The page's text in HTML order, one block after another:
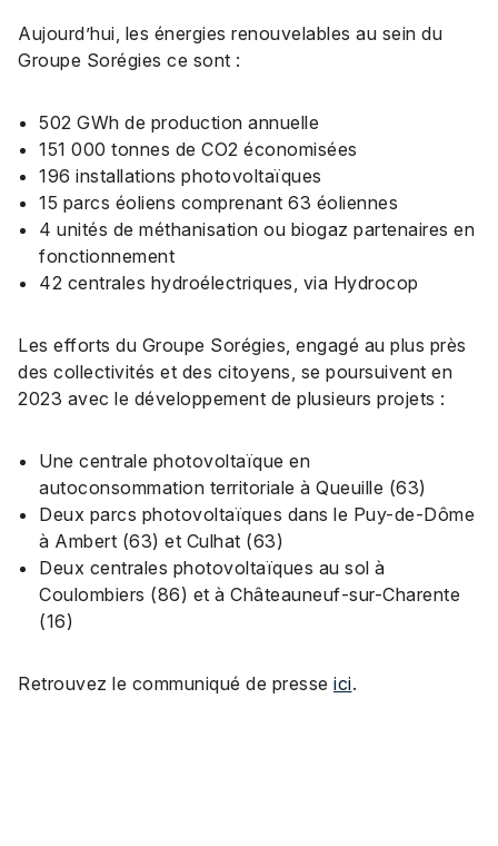
Aujourd’hui, les énergies renouvelables au sein du
Groupe Sorégies ce sont :
502 GWh de production annuelle
151 000 tonnes de CO2 économisées
196 installations photovoltaïques
15 parcs éoliens comprenant 63 éoliennes
4 unités de méthanisation ou biogaz partenaires en
fonctionnement
42 centrales hydroélectriques, via Hydrocop
Les efforts du Groupe Sorégies, engagé au plus près
des collectivités et des citoyens, se poursuivent en
2023 avec le développement de plusieurs projets :
Une centrale photovoltaïque en
autoconsommation territoriale à Queuille (63)
Deux parcs photovoltaïques dans le Puy-de-Dôme
à Ambert (63) et Culhat (63)
Deux centrales photovoltaïques au sol à
Coulombiers (86) et à Châteauneuf-sur-Charente
(16)
Retrouvez le communiqué de presse ici.